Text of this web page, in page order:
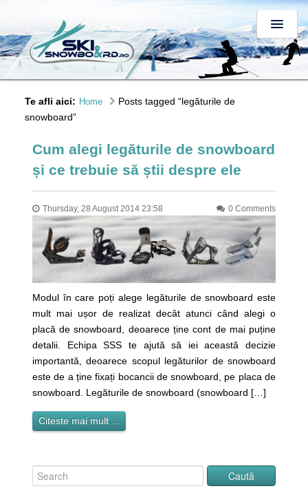
Te afli aici: Home
Posts tagged “legăturile de
snowboard”
Cum alegi legăturile de snowboard
și ce trebuie să știi despre ele
Thursday, 28 August 2014 23:58 0 Comments
Modul în care poți alege legăturile de snowboard este
mult mai ușor de realizat decât atunci când alegi o
placă de snowboard, deoarece ține cont de mai puține
detalii. Echipa SSS te ajută să iei această decizie
importantă, deoarece scopul legăturilor de snowboard
este de a ține fixați bocancii de snowboard, pe placa de
snowboard. Legăturile de snowboard (snowboard […]
Citeste mai mult ...